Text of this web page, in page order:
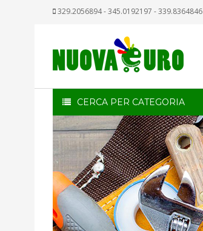
329.2056894 - 345.0192197 - 339.8364846
CERCA PER CATEGORIA